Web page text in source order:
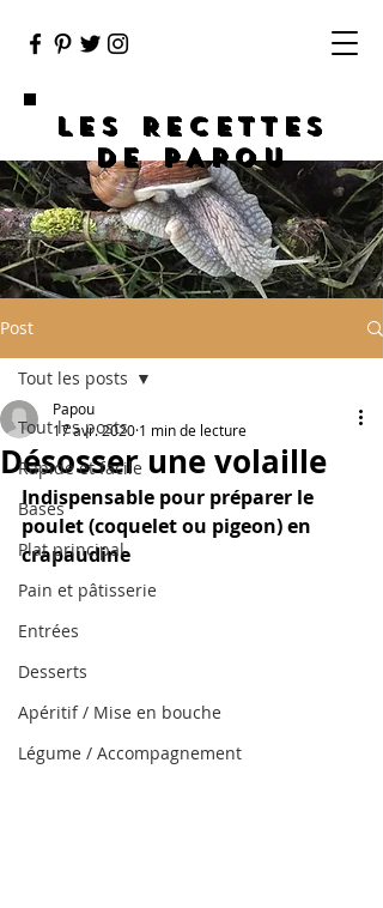
LES RECETTES
DE PAPOU
Post
Tout les posts
Rapide et facile
Bases
Plat principal
Pain et pâtisserie
Entrées
Desserts
Apéritif / Mise en bouche
Légume / Accompagnement
Tout les posts
Désosser une volaille
Papou
17 avr. 2020 1 min de lecture
Indispensable pour préparer le
poulet (coquelet ou pigeon) en
crapaudine